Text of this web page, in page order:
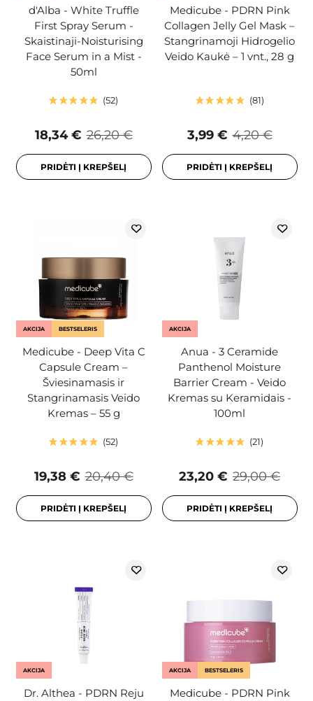
d'Alba - White Truffle
First Spray Serum -
Skaistinaji-Noisturising
Face Serum in a Mist -
50ml
52
26,20 €
18,34 €
PRIDĖTI Į KREPŠELĮ
Medicube - PDRN Pink
Collagen Jelly Gel Mask –
Stangrinamoji Hidrogelio
Veido Kaukė – 1 vnt., 28 g
81
4,20 €
3,99 €
PRIDĖTI Į KREPŠELĮ
AKCIJA BESTSELERIS
Medicube - Deep Vita C
Capsule Cream –
Šviesinamasis ir
Stangrinamasis Veido
Kremas – 55 g
52
20,40 €
19,38 €
PRIDĖTI Į KREPŠELĮ
AKCIJA
Anua - 3 Ceramide
Panthenol Moisture
Barrier Cream - Veido
Kremas su Keramidais -
100ml
21
29,00 €
23,20 €
PRIDĖTI Į KREPŠELĮ
AKCIJA
Dr. Althea - PDRN Reju
AKCIJA BESTSELERIS
Medicube - PDRN Pink